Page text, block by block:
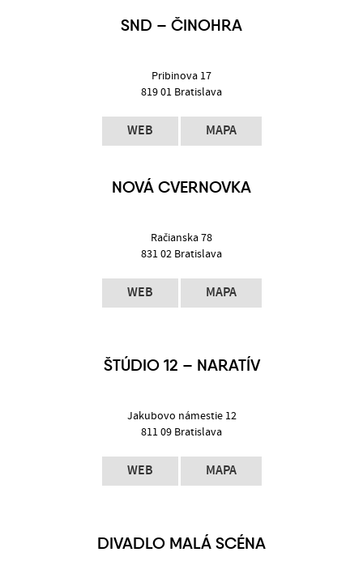
SND – ČINOHRA
Pribinova 17
819 01 Bratislava
WEB MAPA
NOVÁ CVERNOVKA
Račianska 78
831 02 Bratislava
WEB MAPA
ŠTÚDIO 12 – NARATÍV
Jakubovo námestie 12
811 09 Bratislava
WEB MAPA
DIVADLO MALÁ SCÉNA